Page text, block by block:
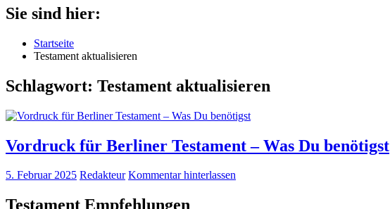
Sie sind hier:
Startseite
Testament aktualisieren
Schlagwort: Testament aktualisieren
Vordruck für Berliner Testament – Was Du benötigst
5. Februar 2025 Redakteur Kommentar hinterlassen
Testament Empfehlungen